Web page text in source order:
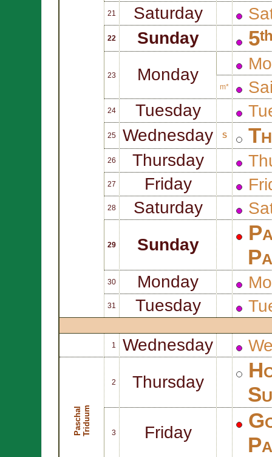
21 Saturday
22 Sunday
23 Monday
m*
24 Tuesday
25 Wednesday S
26 Thursday
27 Friday
28 Saturday
29 Sunday
30 Monday
31 Tuesday
1 Wednesday
P
a
s
c
h
a
l
T
r
i
d
u
um
2 Thursday
3 Friday